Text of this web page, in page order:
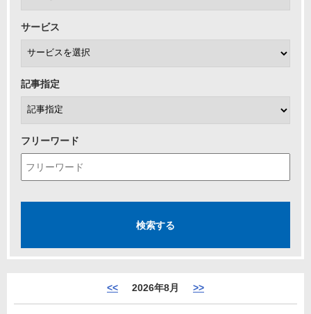
サービス
記事指定
フリーワード
<< 2026年8月 >>